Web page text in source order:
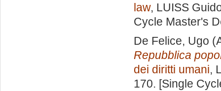
law, LUISS
Cycle Master's
De Felice, Ugo
Repubblica
dei diritti umani,
170. [Single